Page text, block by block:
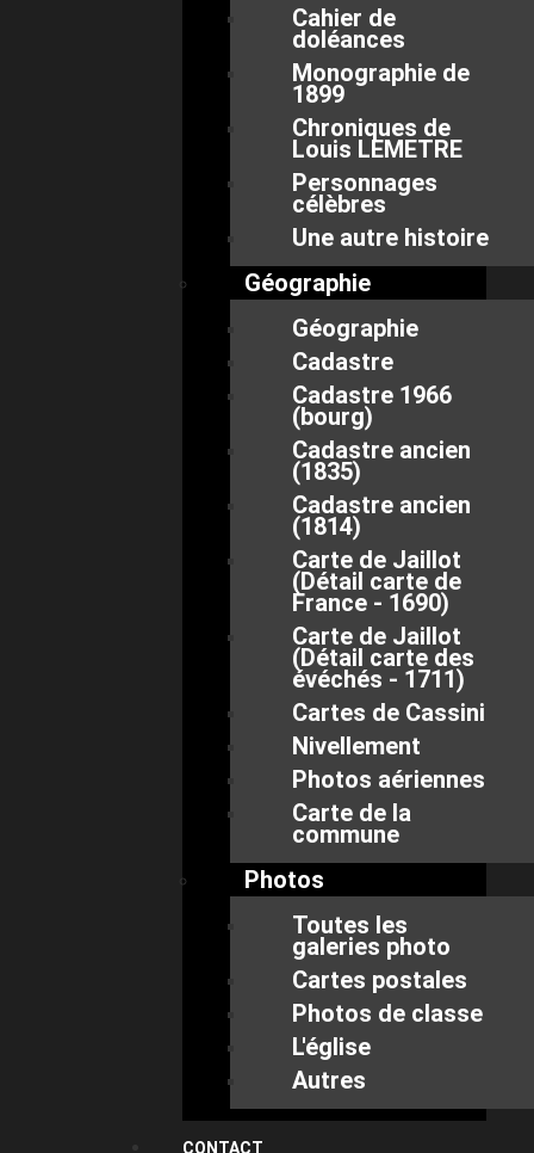
Cahier de
doléances
Monographie de
1899
Chroniques de
Louis LEMETRE
Personnages
célèbres
Une autre histoire
Géographie
Géographie
Cadastre
Cadastre 1966
(bourg)
Cadastre ancien
(1835)
Cadastre ancien
(1814)
Carte de Jaillot
(Détail carte de
France - 1690)
Carte de Jaillot
(Détail carte des
évéchés - 1711)
Cartes de Cassini
Nivellement
Photos aériennes
Carte de la
commune
Photos
Toutes les
galeries photo
Cartes postales
Photos de classe
L'église
Autres
CONTACT